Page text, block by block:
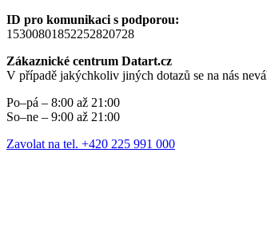
ID pro komunikaci s podporou:
15300801852252820728
Zákaznické centrum Datart.cz
V případě jakýchkoliv jiných dotazů se na nás
Po–pá – 8:00 až 21:00
So–ne – 9:00 až 21:00
Zavolat na tel. +420 225 991 000